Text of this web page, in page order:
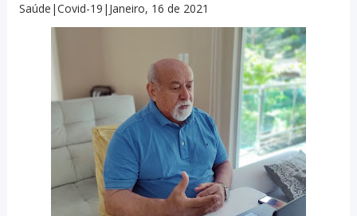
Saúde|Covid-19|Janeiro, 16 de 2021